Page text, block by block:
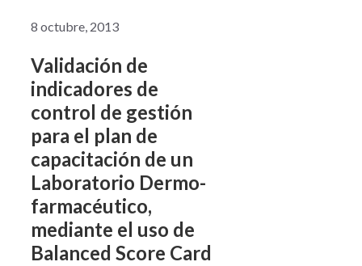
8 octubre, 2013
Validación de
indicadores de
control de gestión
para el plan de
capacitación de un
Laboratorio Dermo-
farmacéutico,
mediante el uso de
Balanced Score Card